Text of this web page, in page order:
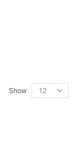
Show